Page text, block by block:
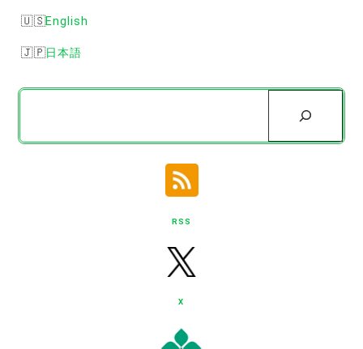
English
日本語
検
RSS
X